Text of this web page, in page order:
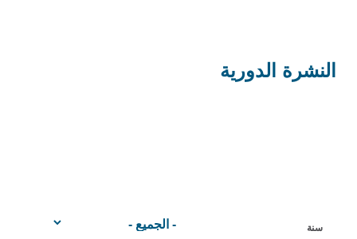
النشرة الدورية
سنة